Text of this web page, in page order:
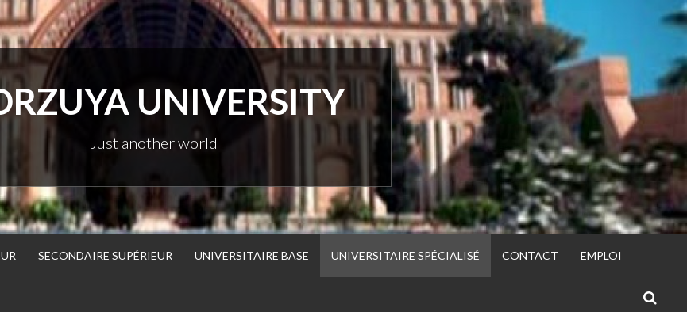
UNIVERSITY
Just another world
SECONDAIRE SUPÉRIEUR UNIVERSITAIRE BASE UNIVERSITAIRE SPÉCIALISÉ CONTACT EMPLOI